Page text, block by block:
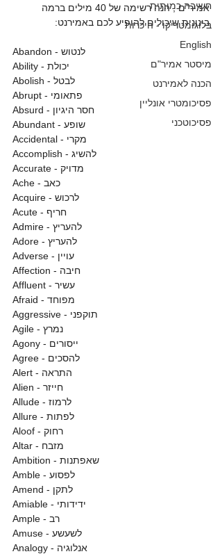
חשיבה כמותית
בלוגומטריקו - היכרות
English
מיסטר אמיר"ם
הכנה לאמירנט
פסיכומטרי אונליין
פסיכוטכני
אמיר"ם , הנה רשימה של 40 מילים ברמה
בינונית שיכולים להופיע לכם באמירנט:
Abandon - לנטוש
Ability - יכולת
Abolish - לבטל
Abrupt - פתאומי
Absurd - חסר היגיון
Abundant - שופע
Accidental - מקרי
Accomplish - להשיג
Accurate - מדויק
Ache - כאב
Acquire - לרכוש
Acute - חריף
Admire - להעריץ
Adore - להעריץ
Adverse - עויין
Affection - חיבה
Affluent - עשיר
Afraid - מפוחד
Aggressive - תוקפני
Agile - נמרץ
Agony - ייסורים
Agree - להסכים
Alert - התראה
Alien - חייזר
Allude - לרמוז
Allure - לפתות
Aloof - רחוק
Altar - מזבח
Ambition - שאפתנות
Amble - לפסוע
Amend - לתקן
Amiable - ידידותי
Ample - רב
Amuse - לשעשע
Analogy - אנלוגיה